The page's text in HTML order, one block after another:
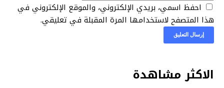
احفظ اسمي، بريدي الإلكتروني، والموقع الإلكتروني في
هذا المتصفح لاستخدامها المرة المقبلة في تعليقي.
الاكثر مشاهدة